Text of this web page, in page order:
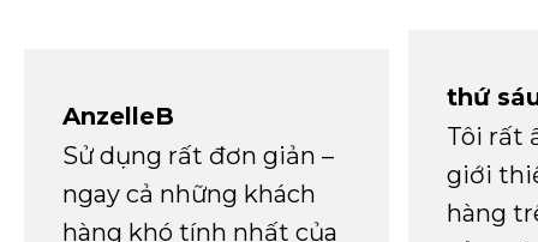
AnzelleB
Sử dụng rất đơn giản –
ngay cả những khách
hàng khó tính nhất của
thứ
Tôi rất
giới
hàng